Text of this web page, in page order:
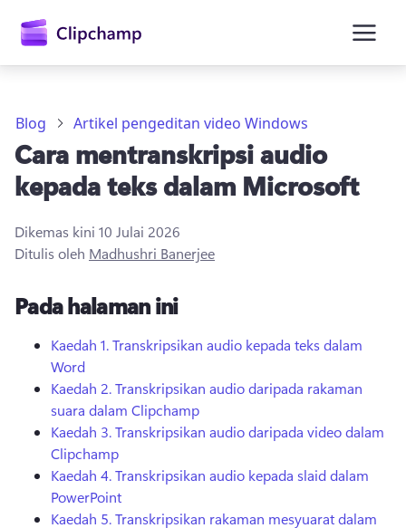
utama
Cuba secara percuma
Blog Artikel pengeditan video Windows
Cara mentranskripsi audio
kepada teks dalam Microsoft
Dikemas kini 10 Julai 2026
Ditulis oleh Madhushri Banerjee
Pada halaman ini
Kaedah 1.Transkripsikan audio kepada teks dalam
Word
Kaedah 2.Transkripsikan audio daripada rakaman
suara dalam Clipchamp
Kaedah 3.Transkripsikan audio daripada video dalam
Clipchamp
Kaedah 4.Transkripsikan audio kepada slaid dalam
PowerPoint
Kaedah 5.Transkripsikan rakaman mesyuarat dalam